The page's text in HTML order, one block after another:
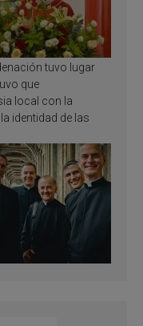
tuvo lugar
que
local con la
identidad de las